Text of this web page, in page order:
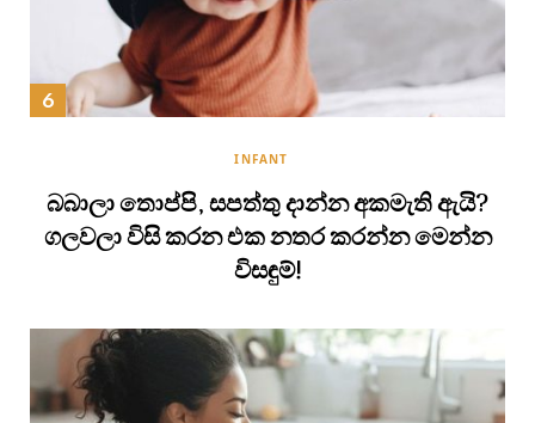
INFANT
බබාලා තොප්පි, සපත්තු දාන්න අකමැති ඇයි?
ගලවලා විසි කරන එක නතර කරන්න මෙන්න
විසඳුම්!